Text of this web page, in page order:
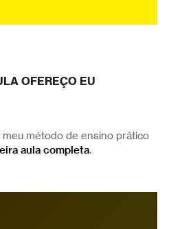
OFEREÇO EU
método de ensino prático
aula completa.